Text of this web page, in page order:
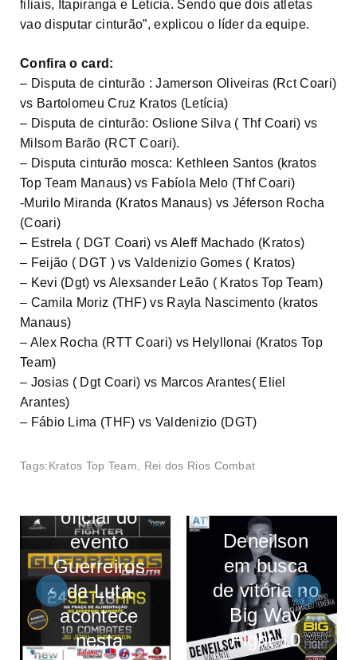
filiais, Itapiranga e Leticia. Sendo que dois atletas
vao disputar cinturão”, explicou o líder da equipe.
Confira o card:
– Disputa de cinturão : Jamerson Oliveiras (Rct Coari)
vs Bartolomeu Cruz Kratos (Letícia)
– Disputa de cinturão: Oslione Silva ( Thf Coari) vs
Milsom Barão (RCT Coari).
– Disputa cinturão mosca: Kethleen Santos (kratos
Top Team Manaus) vs Fabíola Melo (Thf Coari)
-Murilo Miranda (Kratos Manaus) vs Jéferson Rocha
(Coari)
– Estrela ( DGT Coari) vs Aleff Machado (Kratos)
– Feijão ( DGT ) vs Valdenizio Gomes ( Kratos)
– Kevi (Dgt) vs Alexsander Leão ( Kratos Top Team)
– Camila Moriz (THF) vs Rayla Nascimento (kratos
Manaus)
– Alex Rocha (RTT Coari) vs Helyllonai (Kratos Top
Team)
– Josias ( Dgt Coari) vs Marcos Arantes( Eliel
Arantes)
– Fábio Lima (THF) vs Valdenizio (DGT)
Tags:Kratos Top Team Rei dos Rios Combat
oficial do
evento
Guerreiros
da Luta
acontece
nesta
Deneilson
em busca
de vitória no
Big Way
Fight 10